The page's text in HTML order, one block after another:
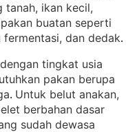
tanah, ikan kecil,
buatan seperti
dan dedak.
tingkat usia
pakan berupa
. Untuk belut anakan,
berbahan dasar
sudah dewasa